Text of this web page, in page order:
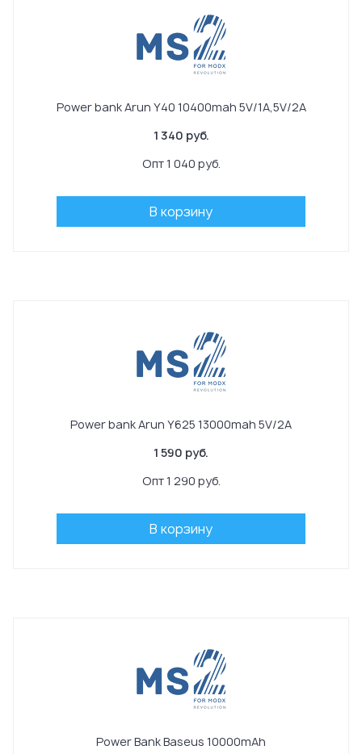
Power bank Arun Y40 10400mah 5V/1A,5V/2A
1 340 руб.
Опт 1 040 руб.
В корзину
Power bank Arun Y625 13000mah 5V/2A
1 590 руб.
Опт 1 290 руб.
В корзину
Power Bank Baseus 10000mAh